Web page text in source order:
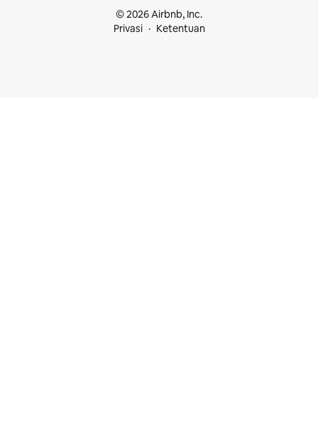
© 2026 Airbnb, Inc.
Privasi
Ketentuan